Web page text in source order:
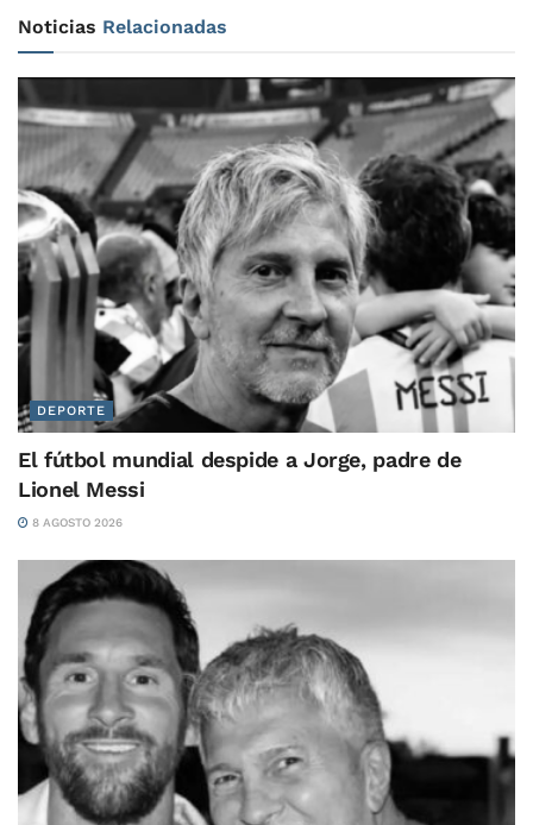
Noticias Relacionadas
DEPORTE
El fútbol mundial despide a Jorge, padre de
Lionel Messi
8 AGOSTO 2026